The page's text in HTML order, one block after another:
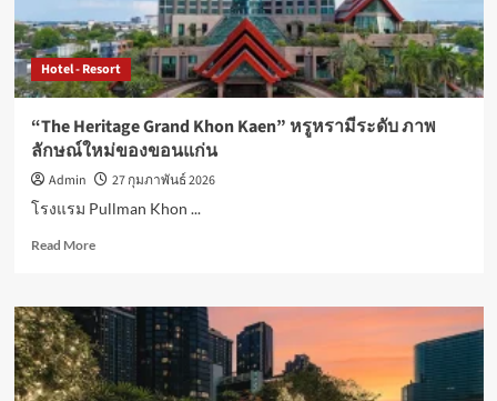
Hotel - Resort
“The Heritage Grand Khon Kaen” หรูหรามีระดับ ภาพ
ลักษณ์ใหม่ของขอนแก่น
Admin
27 กุมภาพันธ์ 2026
โรงแรม Pullman Khon ...
Read MoreRead
“The
Heritage
Grand
Khon
Kaen”